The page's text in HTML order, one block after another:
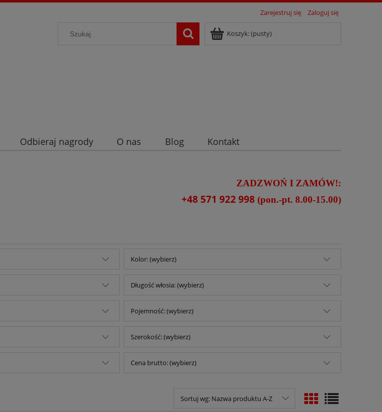
Zarejestruj się Zaloguj się
Koszyk:(pusty)
Odbieraj nagrody O nas Blog Kontakt
ZADZWOŃ I ZAMÓW!:
+48 571 922 998 (pon.-pt. 8.00-15.00)
Kolor: (wybierz)
Długość włosia: (wybierz)
Pojemność: (wybierz)
Szerokość: (wybierz)
Cena brutto: (wybierz)
Sortuj wg: Nazwa produktu A-Z